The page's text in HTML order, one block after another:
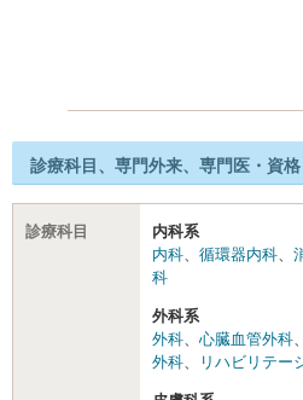
診療科目、専門外来、専門医・資格
診療科目
内科系
内科
循環器内科
科
外科系
外科
心臓血管外科
外科
リハビリテー